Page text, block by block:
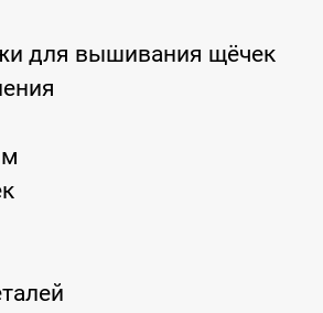
для вышивания щёчек